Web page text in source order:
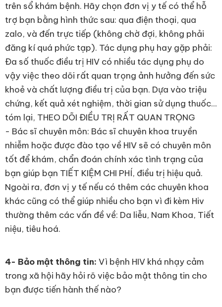
trên sổ khám bệnh. Hãy chọn đơn vị y tế có thể hỗ
trợ bạn bằng hình thức sau: qua điện thoại, qua
zalo, và đến trực tiếp (không chờ đợi, không phải
đăng kí quá phức tạp). Tác dụng phụ hay gặp phải:
Đa số thuốc điều trị HIV có nhiều tác dụng phụ do
vậy việc theo dõi rất quan trọng ảnh hưởng đến sức
khoẻ và chất lượng điều trị của bạn. Dựa vào triệu
chứng, kết quả xét nghiệm, thời gian sử dụng thuốc...
tóm lại, THEO DÕI ĐIỀU TRỊ RẤT QUAN TRỌNG
- Bác sĩ chuyên môn: Bác sĩ chuyên khoa truyền
nhiễm hoặc được đào tạo về HIV sẽ có chuyên môn
tốt để khám, chẩn đoán chính xác tình trạng của
bạn giúp bạn TIẾT KIỆM CHI PHÍ, điều trị hiệu quả.
Ngoài ra, đơn vị y tế nếu có thêm các chuyên khoa
khác cũng có thể giúp nhiều cho bạn vì đi kèm Hiv
thường thêm các vấn đề về: Da liễu, Nam Khoa, Tiết
niệu, tiêu hoá.
4- Bảo mật thông tin: Vì bệnh HIV khá nhạy cảm
trong xã hội hãy hỏi rõ việc bảo mật thông tin cho
bạn được tiến hành thế nào?